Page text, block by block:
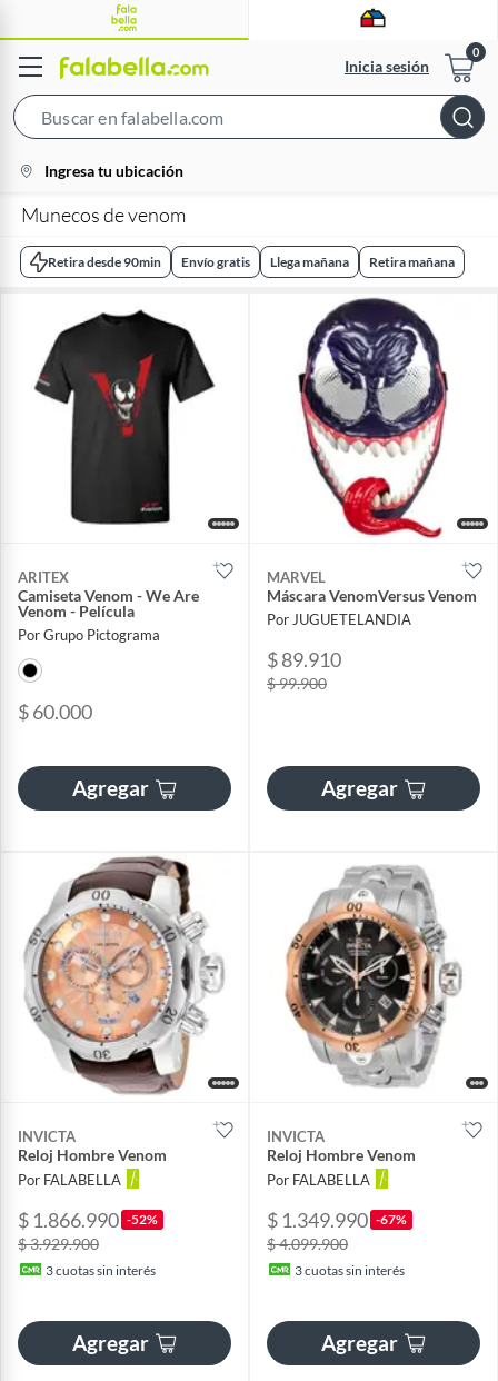
Inicia sesión
Bar
location-
icon
Ingresa tu ubicación
Munecos de venom
Retira desde 90min Envío gratis Llega mañana Retira mañana
ARITEX
Camiseta Venom - We Are
Venom - Película
Por Grupo Pictograma
$ 60.000
Agregar
MARVEL
Máscara VenomVersus Venom
Por JUGUETELANDIA
$ 89.910
$ 99.900
Agregar
INVICTA
Reloj Hombre Venom
Por FALABELLA
$ 1.866.990 -52%
$ 3.929.900
3cuotas sin interés
Agregar
INVICTA
Reloj Hombre Venom
Por FALABELLA
$ 1.349.990 -67%
$ 4.099.900
3cuotas sin interés
Agregar